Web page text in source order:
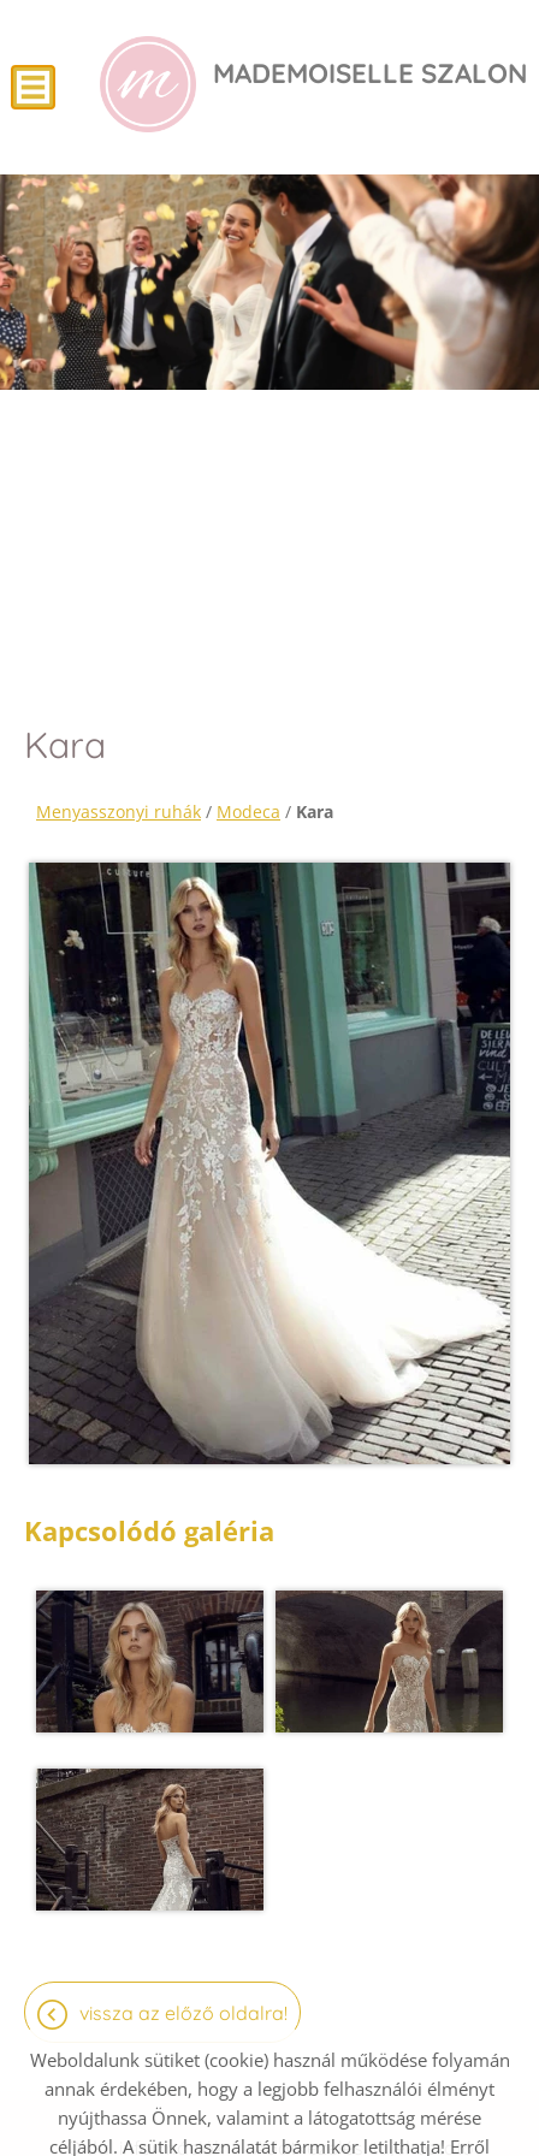
MADEMOISELLE SZALON
Kara
Menyasszonyi ruhák / Modeca / Kara
Kapcsolódó galéria
vissza az előző oldalra!
Oldal információk Adatkezelési tájékoztató
Weboldalunk sütiket (cookie) használ működése folyamán
annak érdekében, hogy a legjobb felhasználói élményt
nyújthassa Önnek, valamint a látogatottság mérése
céljából. A sütik használatát bármikor letilthatja! Erről